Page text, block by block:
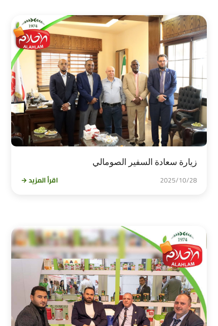
زيارة سعادة السفير الصومالي
2025/10/28 اقرأ المزيد →